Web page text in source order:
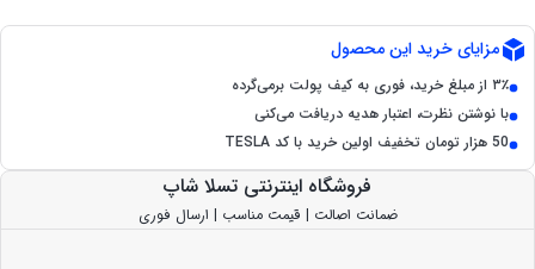
مزایای خرید این محصول
۳٪ از مبلغ خرید، فوری به کیف پولت برمی‌گرده
با نوشتن نظرت، اعتبار هدیه دریافت می‌کنی
50 هزار تومان تخفیف اولین خرید با کد TESLA
فروشگاه اینترنتی تسلا شاپ
ضمانت اصالت | قیمت مناسب | ارسال فوری